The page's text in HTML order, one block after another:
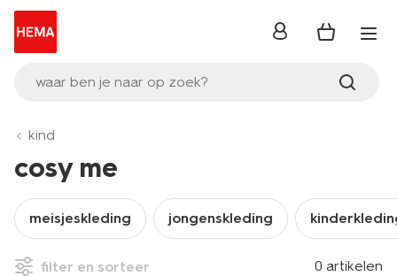
waar ben je naar op zoek?
inloggen
kind
cosy me
meisjeskleding jongenskleding
filter en sorteer 0 artikelen